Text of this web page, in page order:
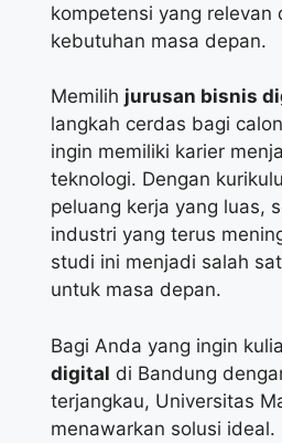
kompetensi yang relevan
kebutuhan masa depan.
Memilih jurusan bisnis
langkah cerdas bagi
ingin memiliki karier
teknologi. Dengan
peluang kerja yang luas,
industri yang terus
studi ini menjadi salah
untuk masa depan.
Bagi Anda yang ingin
digital di Bandung
terjangkau, Universitas
menawarkan solusi ideal.